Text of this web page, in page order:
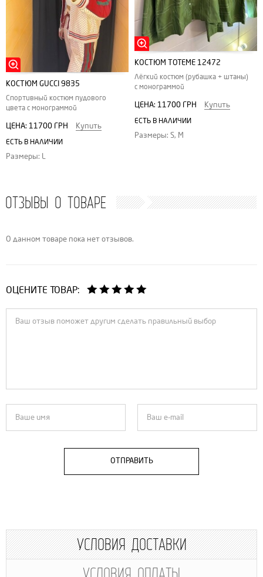
КОСТЮМ GUCCI 9835
Спортивный костюм пудового
цвета с монограммой
ЦЕНА: 11700 ГРН Купить
ЕСТЬ В НАЛИЧИИ
Размеры: L
КОСТЮМ TOTEME 12472
Лёгкий костюм (рубашка + штаны)
с монограммой
ЦЕНА: 11700 ГРН Купить
ЕСТЬ В НАЛИЧИИ
Размеры: S, M
ОТЗЫВЫ О ТОВАРЕ
О данном товаре пока нет отзывов.
ОЦЕНИТЕ ТОВАР:
ОТПРАВИТЬ
УСЛОВИЯ ДОСТАВКИ